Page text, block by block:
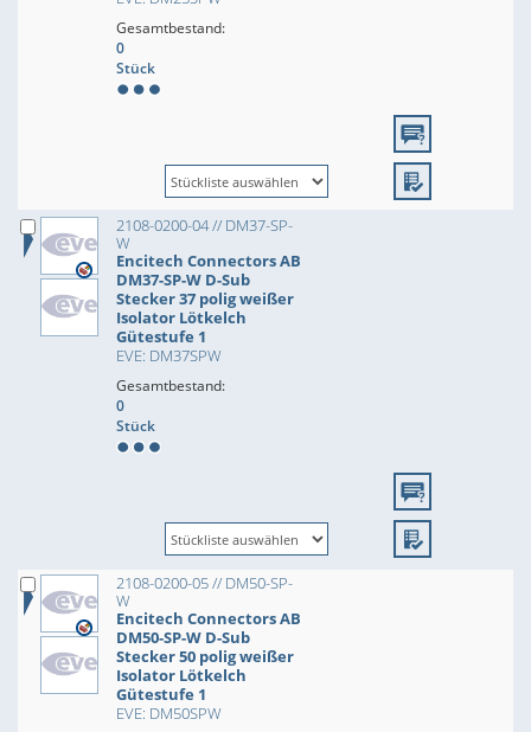
Gesamtbestand:
0
Stück
2108-0200-04 // DM37-SP-
W
Encitech Connectors AB
DM37-SP-W D-Sub
Stecker 37 polig weißer
Isolator Lötkelch
Gütestufe 1
EVE: DM37SPW
Gesamtbestand:
0
Stück
2108-0200-05 // DM50-SP-
W
Encitech Connectors AB
DM50-SP-W D-Sub
Stecker 50 polig weißer
Isolator Lötkelch
Gütestufe 1
EVE: DM50SPW